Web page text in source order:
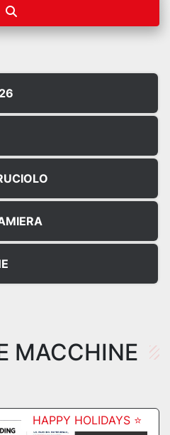
MACCHINE
HAPPY HOLIDAYS ⭐